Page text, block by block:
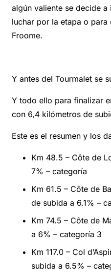
algún valiente se decide
luchar por la etapa o
Froome.
Y antes del Tourmalet se
Y todo ello para finalizar
con 6,4 kilómetros de
Este es el resumen y los
Km 48.5 – Côte de
7% – categoría
Km 61.5 – Côte de
de subida a 6.1% –
Km 74.5 – Côte de
a 6% – categoría 3
Km 117.0 – Col
subida a 6.5% –